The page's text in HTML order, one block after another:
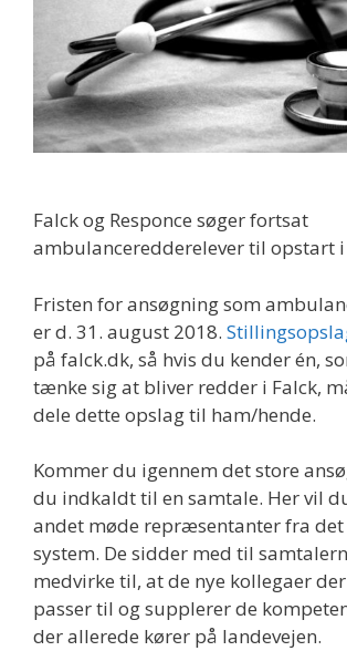
Falck og Responce søger fortsat
ambulanceredderelever til opstart i
Fristen for ansøgning som
er d. 31. august 2018.
på falck.dk, så hvis du kender én,
tænke sig at bliver redder i Falck,
dele dette opslag til ham/hende.
Kommer du igennem det store
du indkaldt til en samtale. Her vil
andet møde repræsentanter fra
system. De sidder med til
medvirke til, at de nye kollegaer
passer til og supplerer de
der allerede kører på landevejen.